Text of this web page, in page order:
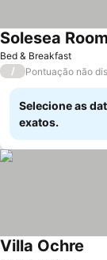
Bed & Breakfast
Solesea
/ Pontuação não
Selecione as
exatos.
Villa Ochre